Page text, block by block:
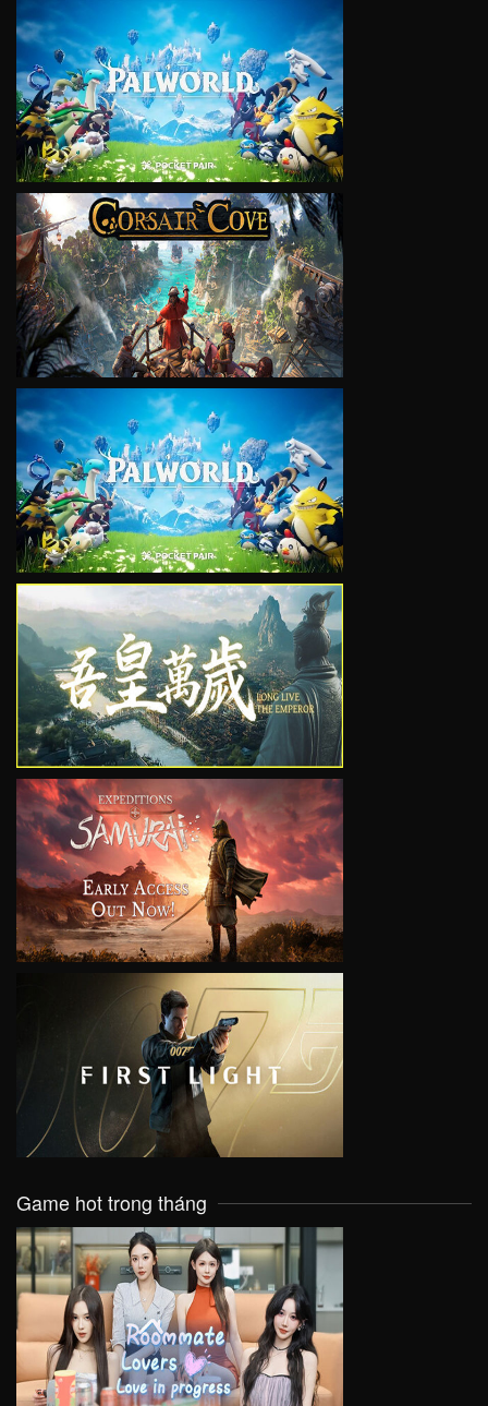
VIEW
VIEW
VIEW
VIEW
VIEW
VIEW
Game hot trong tháng
VIEW